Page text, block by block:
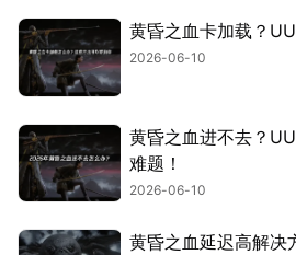
黄昏之血卡加载？
2026-06-10
黄昏之血进不去？
难题！
2026-06-10
黄昏之血延迟高解决